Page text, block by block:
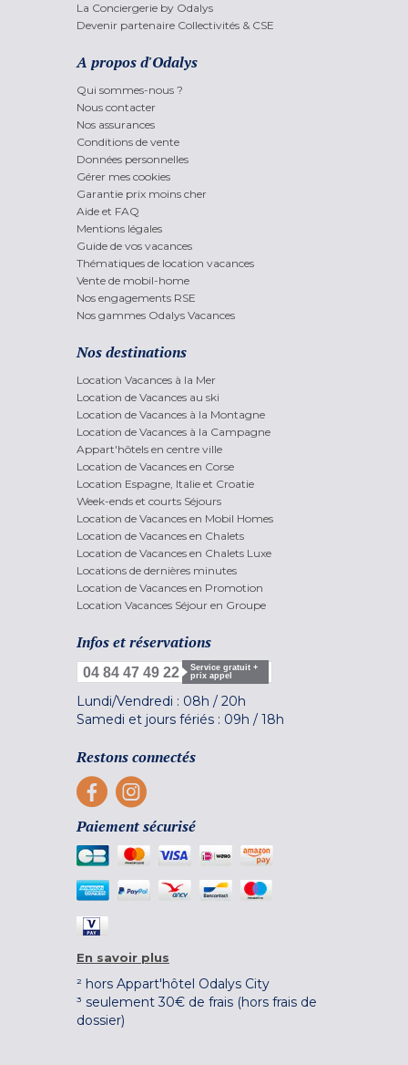
La Conciergerie by Odalys
Devenir partenaire Collectivités & CSE
A propos d'Odalys
Qui sommes-nous ?
Nous contacter
Nos assurances
Conditions de vente
Données personnelles
Gérer mes cookies
Garantie prix moins cher
Aide et FAQ
Mentions légales
Guide de vos vacances
Thématiques de location vacances
Vente de mobil-home
Nos engagements RSE
Nos gammes Odalys Vacances
Nos destinations
Location Vacances à la Mer
Location de Vacances au ski
Location de Vacances à la Montagne
Location de Vacances à la Campagne
Appart'hôtels en centre ville
Location de Vacances en Corse
Location Espagne, Italie et Croatie
Week-ends et courts Séjours
Location de Vacances en Mobil Homes
Location de Vacances en Chalets
Location de Vacances en Chalets Luxe
Locations de dernières minutes
Location de Vacances en Promotion
Location Vacances Séjour en Groupe
Infos et réservations
04 84 47 49 22
Service gratuit +
prix appel
Lundi/Vendredi : 08h / 20h
Samedi et jours fériés : 09h / 18h
Restons connectés
Paiement sécurisé
En savoir plus
² hors Appart'hôtel Odalys City
³ seulement 30€ de frais (hors frais de
dossier)